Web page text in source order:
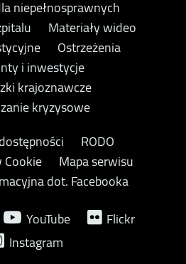
niepełnosprawnych
Materiały wideo
Ostrzeżenia
i inwestycje
krajoznawcze
kryzysowe
RODO
Mapa serwisu
dot. Facebooka
YouTube
Flickr
Instagram